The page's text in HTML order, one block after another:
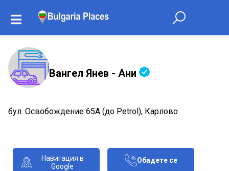
Вангел Янев - Ани
бул. Освобождение 65А (до Petrol), Карлово
Навигация в
Google
Обадете се